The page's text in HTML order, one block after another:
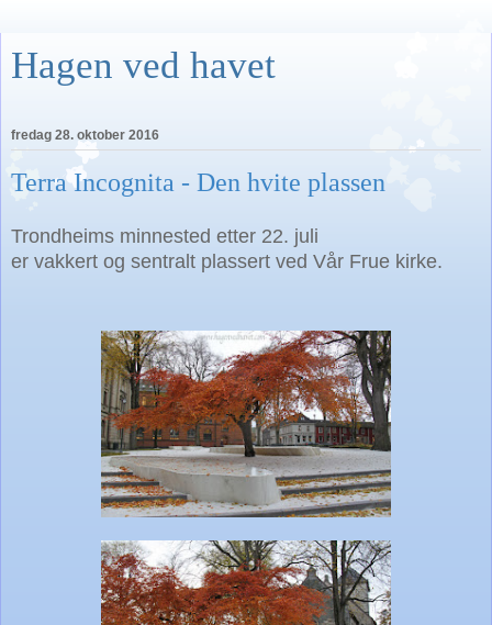
Hagen ved havet
fredag 28. oktober 2016
Terra Incognita - Den hvite plassen
Trondheims minnested etter 22. juli
er vakkert og sentralt plassert ved Vår Frue kirke.